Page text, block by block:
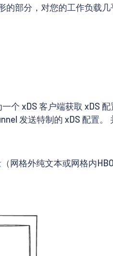
部分，对您的工作负载几
个 xDS 客户端获取 xDS 配
发送特制的 xDS 配置。
格外纯文本或网格内